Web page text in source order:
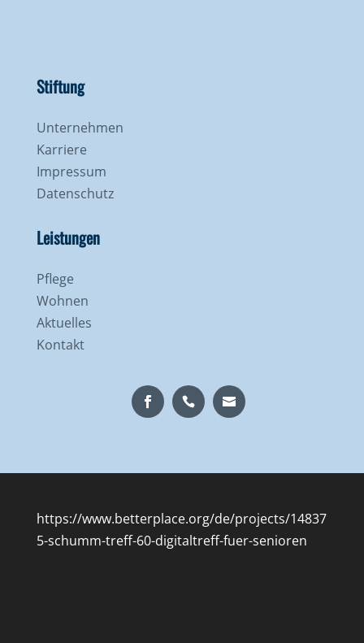
Stiftung
Unternehmen
Karriere
Impressum
Datenschutz
Leistungen
Pflege
Wohnen
Aktuelles
Kontakt
https://www.betterplace.org/de/projects/14837
5-schumm-treff-60-digitaltreff-fuer-senioren